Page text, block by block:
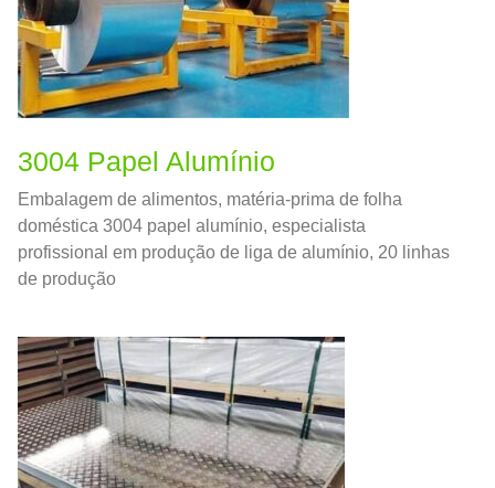
3004 Papel Alumínio
Embalagem de alimentos, matéria-prima de folha
doméstica 3004 papel alumínio, especialista
profissional em produção de liga de alumínio, 20 linhas
de produção